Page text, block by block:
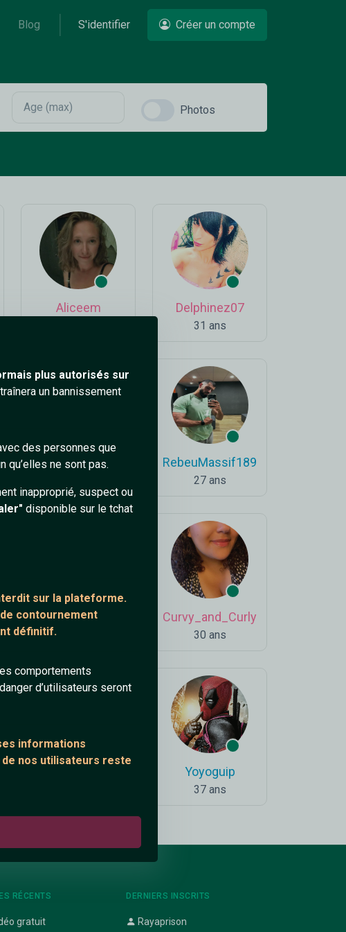
plus autorisés sur
un bannissement
des personnes que
qu’elles ne sont pas.
inapproprié, suspect ou
disponible sur le tchat
sur la plateforme.
contournement
définitif.
comportements
d’utilisateurs seront
informations
nos utilisateurs reste
Blog S'identifier Créer un compte
Photos
Aliceem Delphinez07
31 ans
Aline73 RebeuMassif189
27 ans
JeAn42 Curvy_and_Curly
30 ans
Yoyoguip
37 ans
RÉCENTS
gratuit
DERNIERS INSCRITS
Rayaprison